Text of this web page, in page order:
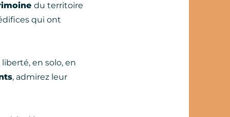
du territoire
qui ont
en solo, en
, admirez leur